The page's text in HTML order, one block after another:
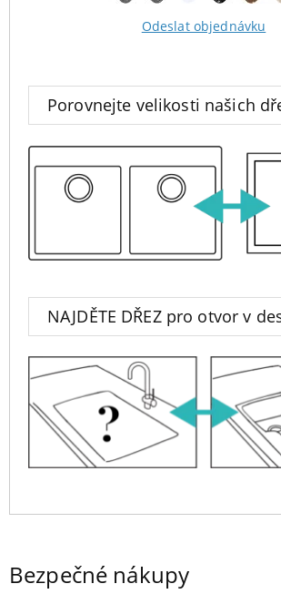
Odeslat objednávku
Porovnejte velikosti našich
NAJDĚTE DŘEZ pro otvor v
Bezpečné nákupy